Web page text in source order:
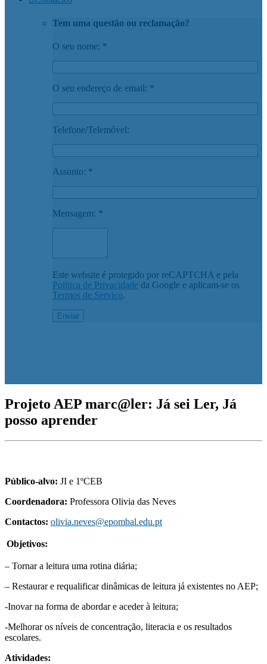
Tem uma questão ou reclamação?
O seu nome: *
O seu endereço de email: *
Telefone/Telemóvel:
Assunto: *
Mensagem: *
Este website é protegido por reCAPTCHA e pela
Política de Privacidade da Google e aplicam-se os
Termos de Serviço.
Projeto AEP marc@ler: Já sei Ler, Já
posso aprender
Público-alvo: JI e 1ºCEB
Coordenadora: Professora Olivia das Neves
Contactos: olivia.neves@epombal.edu.pt
Objetivos:
– Tornar a leitura uma rotina diária;
– Restaurar e requalificar dinâmicas de leitura já existentes no AEP;
-Inovar na forma de abordar e aceder à leitura;
-Melhorar os níveis de concentração, literacia e os resultados
escolares.
Atividades: